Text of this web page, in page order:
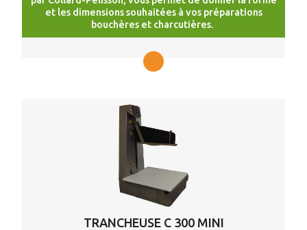
et les dimensions souhaitées à vos préparations
bouchères et charcutières.
TRANCHEUSE C 300 MINI